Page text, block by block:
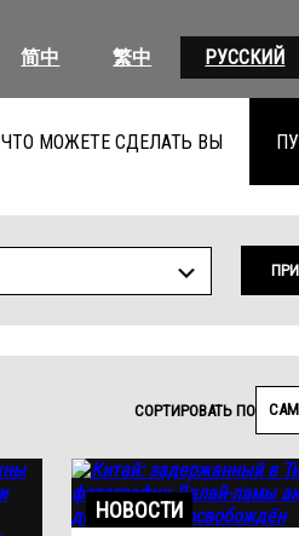
简中 繁中 РУССКИЙ
ЧТО МОЖЕТЕ СДЕЛАТЬ ВЫ
СОРТИРОВАТЬ ПО
НОВОСТИ